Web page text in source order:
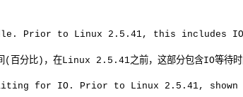
Prior to Linux 2.5.41, this includes
( 百分比 ) ，在Linux 2.5.41之前，这部分包含IO等待时
for IO. Prior to Linux 2.5.41, shown